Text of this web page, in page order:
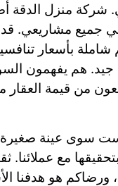
شركة منزل الدقة
جميع مشاريعي.
شاملة بأسعار
هم يفهمون
من قيمة العقار
سوى عينة
مع عملائنا.
ورضاكم هو هدفنا